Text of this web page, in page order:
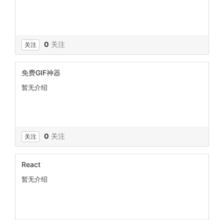
关注 0 关注
免费GIF神器
暂无介绍
关注 0 关注
React
暂无介绍